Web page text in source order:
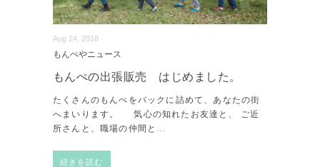
Aug 24, 2018
もんぺやニュース
もんぺの出張販売 はじめました。
たくさんのもんぺをバックに詰めて、あなたの街
へまいります。 気心の知れたお友達と、 ご近
所さんと、職場の仲間と ...
続きを読む